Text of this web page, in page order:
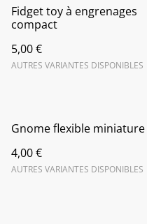
Fidget toy à engrenages
compact
5,00 €
AUTRES VARIANTES DISPONIBLES
Gnome flexible miniature
4,00 €
AUTRES VARIANTES DISPONIBLES